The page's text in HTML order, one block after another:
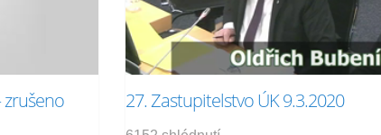
zrušeno 27. Zastupitelstvo ÚK 9.3.2020